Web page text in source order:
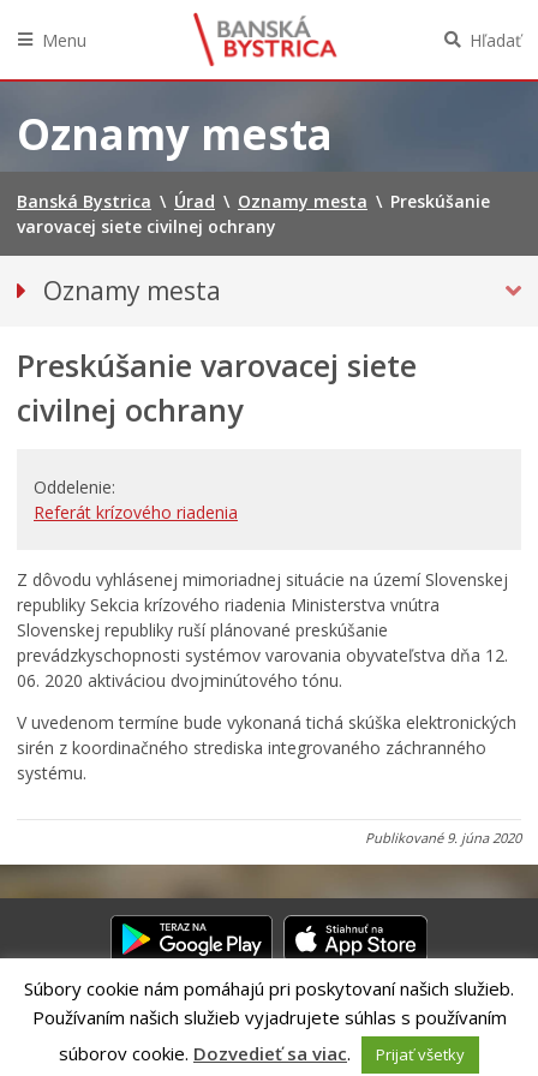
obsah
Menu Hľadať
Oznamy mesta
Banská Bystrica \ Úrad \ Oznamy mesta \ Preskúšanie
varovacej siete civilnej ochrany
Oznamy mesta
BEZPEČNOSŤ
Doprava, údržba komunikácií
Financie
Primátor informuje
Školstvo
Stavby, prenájmy a pozemky
Zamestnanie v samospráve
Preskúšanie varovacej siete
civilnej ochrany
Oddelenie
Referát krízového riadenia
Z dôvodu vyhlásenej mimoriadnej situácie na území Slovenskej
republiky Sekcia krízového riadenia Ministerstva vnútra
Slovenskej republiky ruší plánované preskúšanie
prevádzkyschopnosti systémov varovania obyvateľstva dňa 12.
06. 2020 aktiváciou dvojminútového tónu.
V uvedenom termíne bude vykonaná tichá skúška elektronických
sirén z koordinačného strediska integrovaného záchranného
systému.
Publikované 9. júna 2020
Riešenie CITIO 2.0| Technický prevádzkovateľ – MVI Technology sk,
s.r.o.
Správca webového sídla: Mesto Banská Bystrica, Československej
Súbory cookie nám pomáhajú pri poskytovaní našich služieb.
Používaním našich služieb vyjadrujete súhlas s používaním
súborov cookie. Dozvedieť sa viac. Prijať všetky